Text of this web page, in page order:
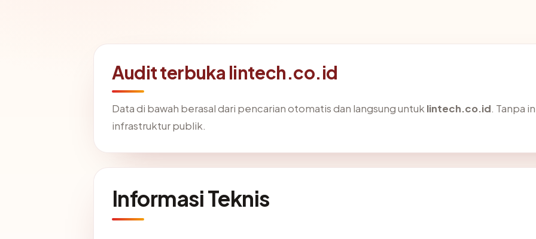
Audit terbuka lintech.co.id
Data di bawah berasal dari pencarian otomatis dan langsung untuk lintech.co.id. Tanpa
infrastruktur publik.
Informasi Teknis